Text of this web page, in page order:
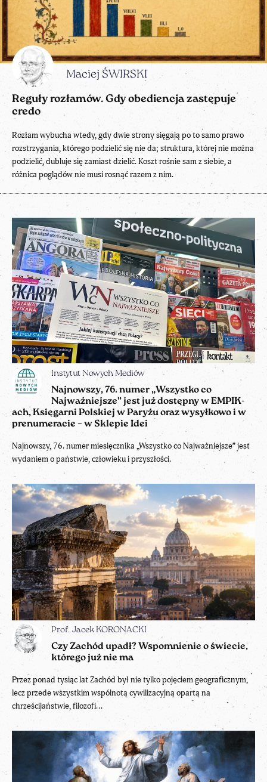
Instytut Nowych Mediów
Najnowszy, 76. numer „Wszystko co
Najważniejsze” jest już dostępny w EMPIK-
ach, Księgarni Polskiej w Paryżu oraz wysyłkowo i w
prenumeracie – w Sklepie Idei
Najnowszy, 76. numer miesięcznika „Wszystko co Najważniejsze” jest
wydaniem o państwie, człowieku i przyszłości.
Prof. Jacek KORONACKI
Czy Zachód upadł? Wspomnienie o świecie,
którego już nie ma
Przez ponad tysiąc lat Zachód był nie tylko pojęciem geograficznym,
lecz przede wszystkim wspólnotą cywilizacyjną opartą na
chrześcijaństwie, filozofi...
Maciej ŚWIRSKI
Reguły rozłamów. Gdy obediencja zastępuje
credo
Rozłam wybucha wtedy, gdy dwie strony sięgają po to samo prawo
rozstrzygania, którego podzielić się nie da; struktura, której nie można
podzielić, dubluje się zamiast dzielić. Koszt rośnie sam z siebie, a
różnica poglądów nie musi rosnąć razem z nim.